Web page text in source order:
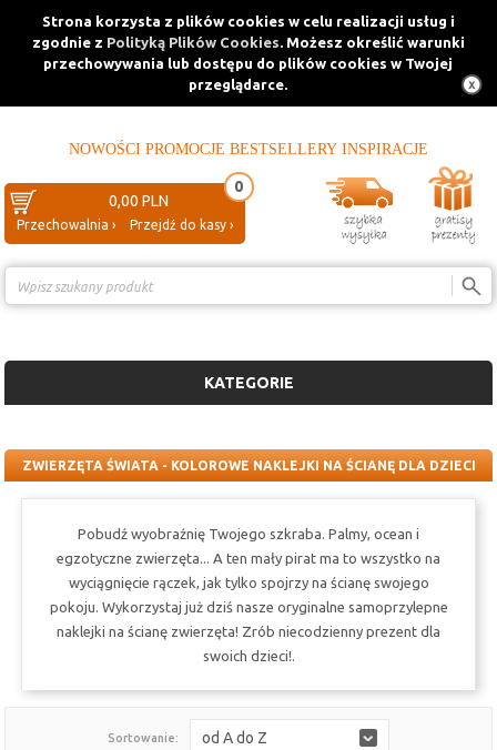
Strona korzysta z plików cookies w celu realizacji usług i
zgodnie z Polityką Plików Cookies. Możesz określić warunki
przechowywania lub dostępu do plików cookies w Twojej
przeglądarce.
NOWOŚCI PROMOCJE BESTSELLERY INSPIRACJE
0,00 PLN
0
Przechowalnia › Przejdź do kasy ›
KATEGORIE
ZWIERZĘTA ŚWIATA - KOLOROWE NAKLEJKI NA ŚCIANĘ DLA DZIECI
Pobudź wyobraźnię Twojego szkraba. Palmy, ocean i
egzotyczne zwierzęta... A ten mały pirat ma to wszystko na
wyciągnięcie rączek, jak tylko spojrzy na ścianę swojego
pokoju. Wykorzystaj już dziś nasze oryginalne samoprzylepne
naklejki na ścianę zwierzęta! Zrób niecodzienny prezent dla
swoich dzieci!.
Sortowanie: od A do Z